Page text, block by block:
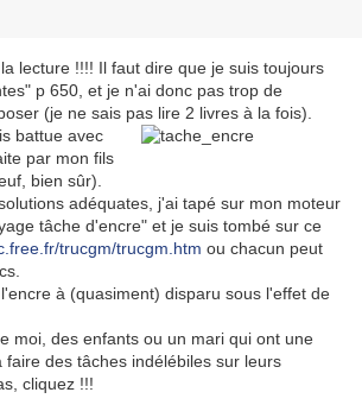
lecture !!!! Il faut dire que je suis toujours
p 650, et je n'ai donc pas trop de
(je ne sais pas lire 2 livres à la fois).
battue avec
par mon fils
bien sûr).
adéquates, j'ai tapé sur mon moteur
tâche d'encre" et je suis tombé sur ce
trucgm/trucgm.htm ou chacun peut
à (quasiment) disparu sous l'effet de
moi, des enfants ou un mari qui ont une
faire des tâches indélébiles sur leurs
cliquez !!!